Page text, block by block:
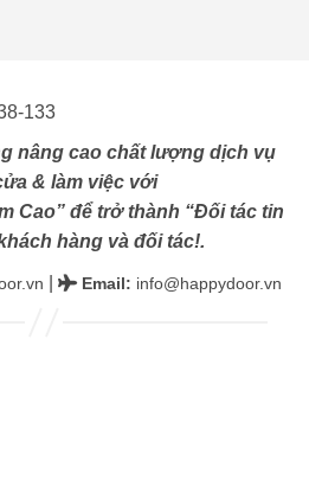
nâng cao chất lượng dịch vụ
& làm việc với
Cao” để trở thành “Đối tác tin
hàng và đối tác!.
Email: info@happydoor.vn